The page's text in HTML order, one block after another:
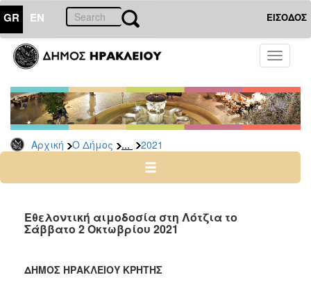
GR EN ΕΙΣΟΔΟΣ
Toggle
Αρχική Ο Δήμος ... 2021
ΔΗΜΟΣ
Δελτία
Τύπου
Αρχείο
2026
2024
2022
2020
Εθελοντική αιμοδοσία στη Λότζια το
Σάββατο 2 Οκτωβρίου 2021
ΔΗΜΟΣ ΗΡΑΚΛΕΙΟΥ ΚΡΗΤΗΣ